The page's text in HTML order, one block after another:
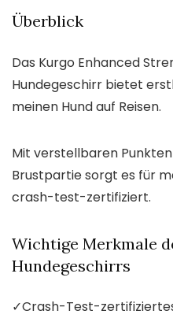
Überblick
Das Kurgo Enhanced
Hundegeschirr bietet
meinen Hund auf Reisen.
Mit verstellbaren
Brustpartie sorgt es für
crash-test-zertifiziert.
Wichtige Merkmale
Hundegeschirrs
✓Crash-Test-